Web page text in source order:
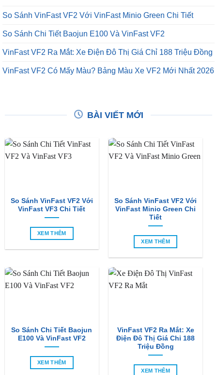
So Sánh VinFast VF2 Với VinFast Minio Green Chi Tiết
So Sánh Chi Tiết Baojun E100 Và VinFast VF2
VinFast VF2 Ra Mắt: Xe Điện Đô Thị Giá Chỉ 188 Triệu Đồng
VinFast VF2 Có Mấy Màu? Bảng Màu Xe VF2 Mới Nhất 2026
BÀI VIẾT MỚI
So Sánh VinFast VF2 Với
VinFast VF3 Chi Tiết
XEM THÊM
So Sánh VinFast VF2 Với
VinFast Minio Green Chi
Tiết
XEM THÊM
So Sánh Chi Tiết Baojun
E100 Và VinFast VF2
XEM THÊM
VinFast VF2 Ra Mắt: Xe
Điện Đô Thị Giá Chỉ 188
Triệu Đồng
XEM THÊM